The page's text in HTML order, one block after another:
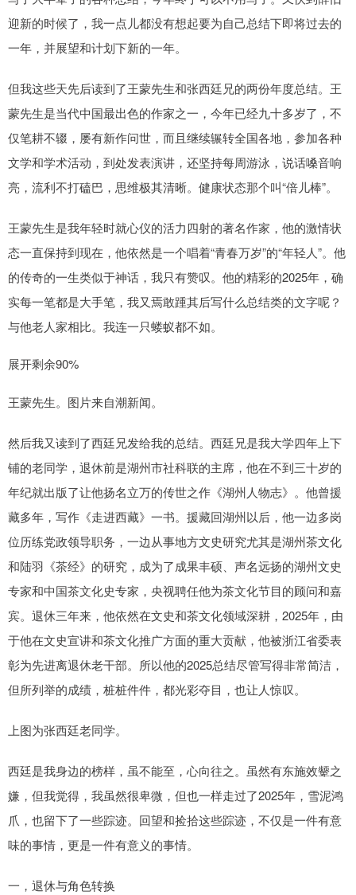
迎新的时候了，我一点儿都没有想起要为自己总结下即将过去的
一年，并展望和计划下新的一年。
但我这些天先后读到了王蒙先生和张西廷兄的两份年度总结。王
蒙先生是当代中国最出色的作家之一，今年已经九十多岁了，不
仅笔耕不辍，屡有新作问世，而且继续辗转全国各地，参加各种
文学和学术活动，到处发表演讲，还坚持每周游泳，说话嗓音响
亮，流利不打磕巴，思维极其清晰。健康状态那个叫“倍儿棒”。
王蒙先生是我年轻时就心仪的活力四射的著名作家，他的激情状
态一直保持到现在，他依然是一个唱着“青春万岁”的“年轻人”。他
的传奇的一生类似于神话，我只有赞叹。他的精彩的2025年，确
实每一笔都是大手笔，我又焉敢踵其后写什么总结类的文字呢？
与他老人家相比。我连一只蝼蚁都不如。
展开剩余90%
王蒙先生。图片来自潮新闻。
然后我又读到了西廷兄发给我的总结。西廷兄是我大学四年上下
铺的老同学，退休前是湖州市社科联的主席，他在不到三十岁的
年纪就出版了让他扬名立万的传世之作《湖州人物志》。他曾援
藏多年，写作《走进西藏》一书。援藏回湖州以后，他一边多岗
位历练党政领导职务，一边从事地方文史研究尤其是湖州茶文化
和陆羽《茶经》的研究，成为了成果丰硕、声名远扬的湖州文史
专家和中国茶文化史专家，央视聘任他为茶文化节目的顾问和嘉
宾。退休三年来，他依然在文史和茶文化领域深耕，2025年，由
于他在文史宣讲和茶文化推广方面的重大贡献，他被浙江省委表
彰为先进离退休老干部。所以他的2025总结尽管写得非常简洁，
但所列举的成绩，桩桩件件，都光彩夺目，也让人惊叹。
上图为张西廷老同学。
西廷是我身边的榜样，虽不能至，心向往之。虽然有东施效颦之
嫌，但我觉得，我虽然很卑微，但也一样走过了2025年，雪泥鸿
爪，也留下了一些踪迹。回望和捡拾这些踪迹，不仅是一件有意
味的事情，更是一件有意义的事情。
一，退休与角色转换